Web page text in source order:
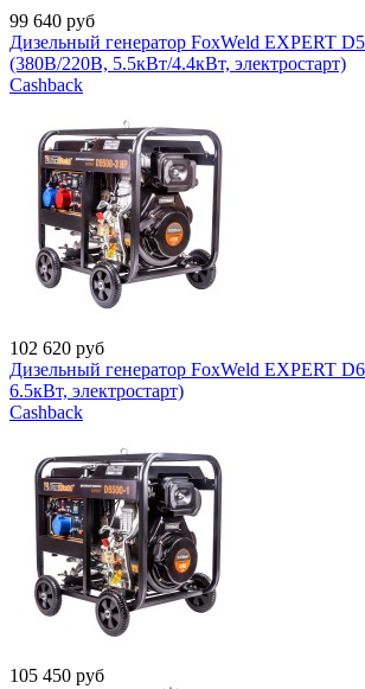
99 640 руб
Дизельный генератор FoxWeld EXPERT
(380В/220В, 5.5кВт/4.4кВт, электростарт)
Cashback
102 620 руб
Дизельный генератор FoxWeld EXPERT
6.5кВт, электростарт)
Cashback
105 450 руб